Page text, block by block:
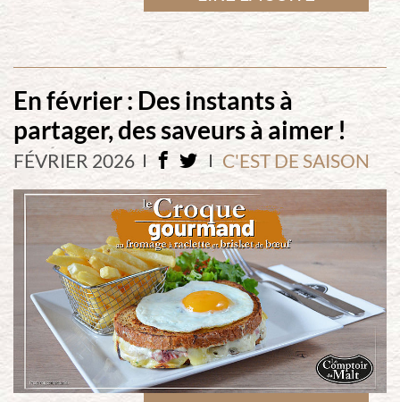
En février : Des instants à
partager, des saveurs à aimer !
FÉVRIER 2026 C'EST DE SAISON